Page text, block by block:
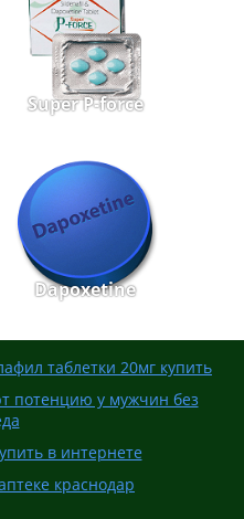
Super P-force
Dapoxetine
таблетки 20мг купить
потенцию у мужчин без
в интернете
краснодар